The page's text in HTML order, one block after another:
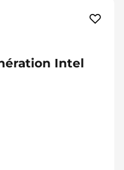
Intel